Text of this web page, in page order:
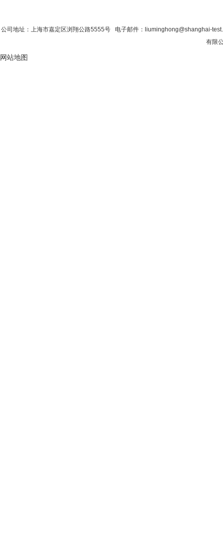
公司地址：上海市嘉定区浏翔公路5555号 电子邮件：liuminghong@shanghai-
有限公
网站地图